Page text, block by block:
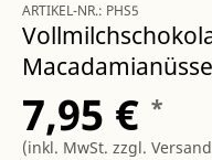
ARTIKEL-NR.: PHS5
7,95 € *
(inkl. MwSt. zzgl.